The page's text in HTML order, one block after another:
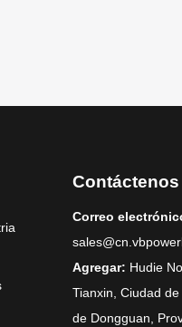
Contáctenos
Correo
Agregar: Hudie
Tianxin, Ciudad
de Dongguan,